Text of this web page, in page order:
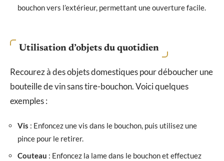
bouchon vers l’extérieur, permettant une ouverture facile.
Utilisation d’objets du quotidien
Recourez à des objets domestiques pour déboucher une
bouteille de vin sans tire-bouchon. Voici quelques
exemples :
Vis : Enfoncez une vis dans le bouchon, puis utilisez une
pince pour le retirer.
Couteau : Enfoncez la lame dans le bouchon et effectuez